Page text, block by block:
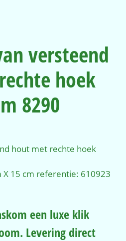
versteend
hoek
8290
hout met rechte hoek
X 15 cm referentie: 610923
een luxe klik
Levering direct